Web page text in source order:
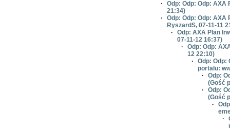
·
Odp: Odp: Odp: AXA
21:34)
·
Odp: Odp: Odp: AXA
RyszardS, 07-11-11
·
Odp: AXA Plan
07-11-12 16:37)
·
Odp: Odp:
12 22:10)
·
Odp: Odp:
portalu:
·
Odp:
(Gość
·
Odp:
(Gość
·
·